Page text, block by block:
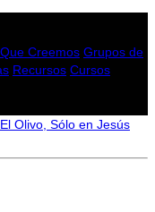
Creemos Grupos de
Recursos Cursos